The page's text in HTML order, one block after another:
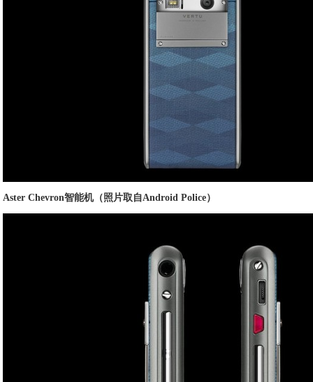
Aster Chevron智能机（照片取自Android Police）